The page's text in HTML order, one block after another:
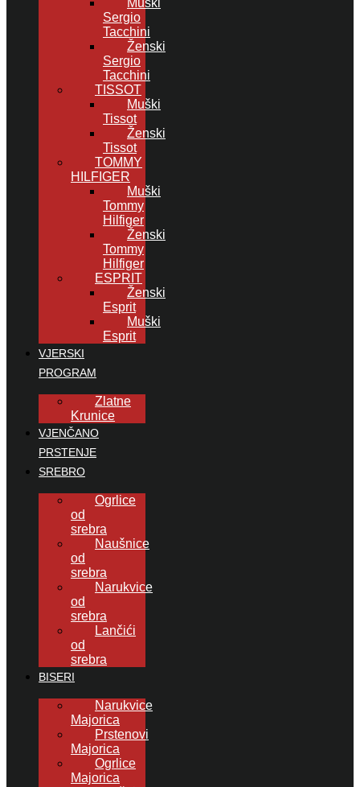
Muški
Sergio
Tacchini
Ženski
Sergio
Tacchini
TISSOT
Muški
Tissot
Ženski
Tissot
TOMMY
HILFIGER
Muški
Tommy
Hilfiger
Ženski
Tommy
Hilfiger
ESPRIT
Ženski
Esprit
Muški
Esprit
VJERSKI
PROGRAM
Zlatne
Krunice
VJENČANO
PRSTENJE
SREBRO
Ogrlice
od
srebra
Naušnice
od
srebra
Narukvice
od
srebra
Lančići
od
srebra
BISERI
Narukvice
Majorica
Prstenovi
Majorica
Ogrlice
Majorica